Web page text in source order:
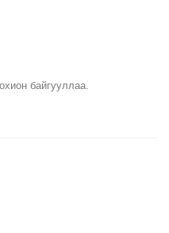
байгууллаа.